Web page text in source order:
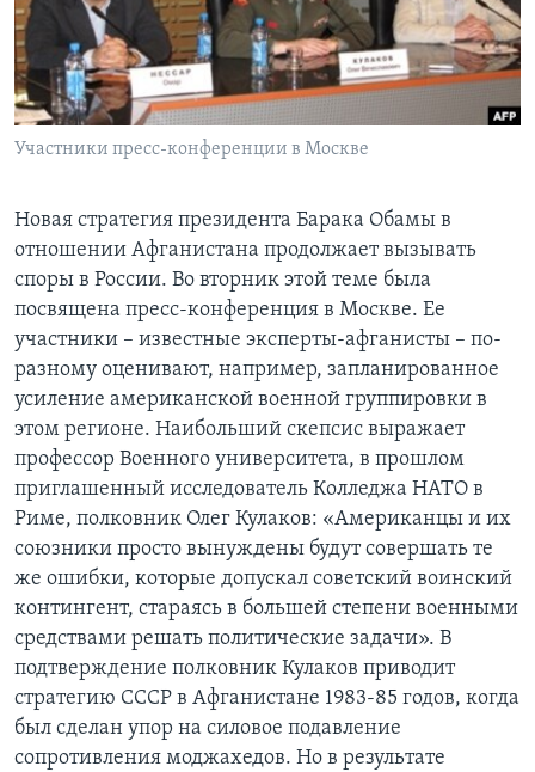
Learning English
СОЦИАЛЬНЫЕ СЕТИ
Языки
Участники пресс-конференции в Москве
Новая стратегия президента Барака Обамы в
отношении Афганистана продолжает вызывать
споры в России. Во вторник этой теме была
посвящена пресс-конференция в Москве. Ее
участники – известные эксперты-афганисты – по-
разному оценивают, например, запланированное
усиление американской военной группировки в
этом регионе. Наибольший скепсис выражает
профессор Военного университета, в прошлом
приглашенный исследователь Колледжа НАТО в
Риме, полковник Олег Кулаков: «Американцы и их
союзники просто вынуждены будут совершать те
же ошибки, которые допускал советский воинский
контингент, стараясь в большей степени военными
средствами решать политические задачи». В
подтверждение полковник Кулаков приводит
стратегию СССР в Афганистане 1983-85 годов, когда
был сделан упор на силовое подавление
сопротивления моджахедов. Но в результате